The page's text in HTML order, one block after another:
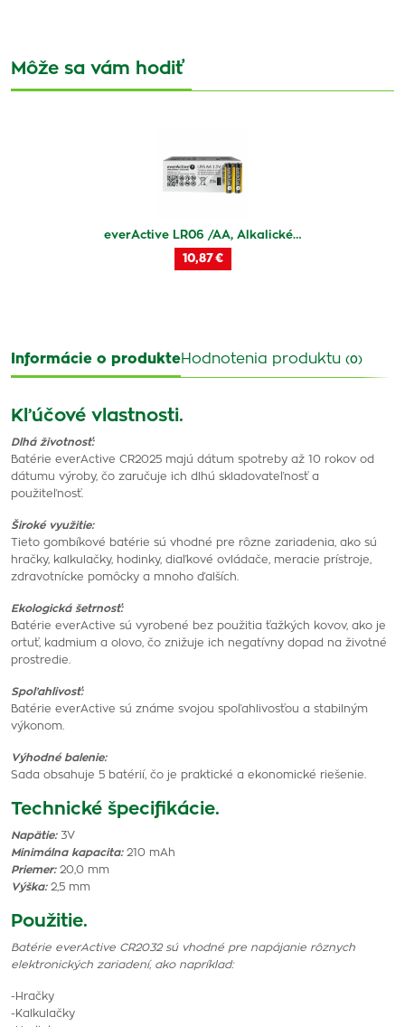
Môže sa vám hodiť
everActive LR06 /AA, Alkalické…
10,87 €
Informácie o produkteHodnotenia produktu (0)
Kľúčové vlastnosti.
Dlhá životnosť:
Batérie everActive CR2025 majú dátum spotreby až 10 rokov od
dátumu výroby, čo zaručuje ich dlhú skladovateľnosť a
použiteľnosť.
Široké využitie:
Tieto gombíkové batérie sú vhodné pre rôzne zariadenia, ako sú
hračky, kalkulačky, hodinky, diaľkové ovládače, meracie prístroje,
zdravotnícke pomôcky a mnoho ďalších.
Ekologická šetrnosť:
Batérie everActive sú vyrobené bez použitia ťažkých kovov, ako je
ortuť, kadmium a olovo, čo znižuje ich negatívny dopad na životné
prostredie.
Spoľahlivosť:
Batérie everActive sú známe svojou spoľahlivosťou a stabilným
výkonom.
Výhodné balenie:
Sada obsahuje 5 batérií, čo je praktické a ekonomické riešenie.
Technické špecifikácie.
Napätie: 3V
Minimálna kapacita:210 mAh
Priemer:20,0 mm
Výška:2,5 mm
Použitie.
Batérie everActive CR2032 sú vhodné pre napájanie rôznych
elektronických zariadení, ako napríklad:
-Hračky
-Kalkulačky